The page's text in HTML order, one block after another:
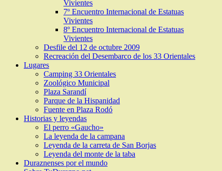
Vivientes
7º Encuentro Internacional de Estatuas
Vivientes
8º Encuentro Internacional de Estatuas
Vivientes
Desfile del 12 de octubre 2009
Recreación del Desembarco de los 33 Orientales
Lugares
Camping 33 Orientales
Zoológico Municipal
Plaza Sarandí
Parque de la Hispanidad
Fuente en Plaza Rodó
Historias y leyendas
El perro «Gaucho»
La leyenda de la campana
Leyenda de la carreta de San Borjas
Leyenda del monte de la taba
Duraznenses por el mundo